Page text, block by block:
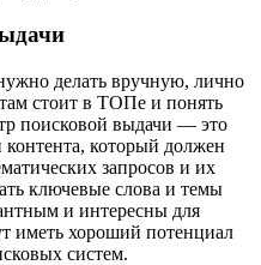
делать вручную, лично
стоит в ТОПе и понять
поисковой выдачи — это
который должен
запросов и их
ключевые слова и темы
и интересны для
иметь хороший потенциал
систем.